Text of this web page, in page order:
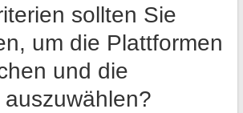
sollten Sie
um die Plattformen
und die